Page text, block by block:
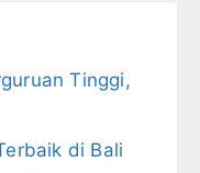
Tinggi,
di Bali